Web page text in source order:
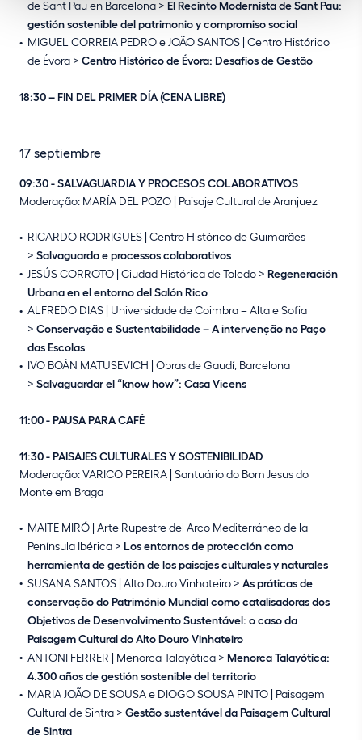
de Sant Pau en Barcelona > El Recinto Modernista de Sant Pau:
gestión sostenible del patrimonio y compromiso social
MIGUEL CORREIA PEDRO e JOÃO SANTOS | Centro Histórico
de Évora > Centro Histórico de Évora: Desafios de Gestão
18:30 – FIN DEL PRIMER DÍA (CENA LIBRE)
17 septiembre
09:30 - SALVAGUARDIA Y PROCESOS COLABORATIVOS
Moderação: MARÍA DEL POZO | Paisaje Cultural de Aranjuez
RICARDO RODRIGUES | Centro Histórico de Guimarães
> Salvaguarda e processos colaborativos
JESÚS CORROTO | Ciudad Histórica de Toledo > Regeneración
Urbana en el entorno del Salón Rico
ALFREDO DIAS | Universidade de Coimbra – Alta e Sofia
> Conservação e Sustentabilidade – A intervenção no Paço
das Escolas
IVO BOÁN MATUSEVICH | Obras de Gaudí, Barcelona
> Salvaguardar el “know how”: Casa Vicens
11:00 - PAUSA PARA CAFÉ
11:30 - PAISAJES CULTURALES Y SOSTENIBILIDAD
Moderação: VARICO PEREIRA | Santuário do Bom Jesus do
Monte em Braga
MAITE MIRÓ | Arte Rupestre del Arco Mediterráneo de la
Península Ibérica > Los entornos de protección como
herramienta de gestión de los paisajes culturales y naturales
SUSANA SANTOS | Alto Douro Vinhateiro > As práticas de
conservação do Património Mundial como catalisadoras dos
Objetivos de Desenvolvimento Sustentável: o caso da
Paisagem Cultural do Alto Douro Vinhateiro
ANTONI FERRER | Menorca Talayótica > Menorca Talayótica:
4.300 años de gestión sostenible del territorio
MARIA JOÃO DE SOUSA e DIOGO SOUSA PINTO | Paisagem
Cultural de Sintra > Gestão sustentável da Paisagem Cultural
de Sintra